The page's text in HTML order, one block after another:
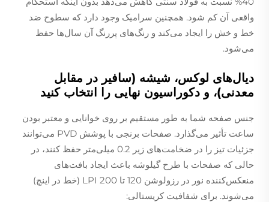
واقعی آن کم شود. همچنین سرامیک وجود دارد که سطوح ضد
خط و خش را ایجاد می‌کند و رنگ‌های پررنگ آن سال‌ها حفظ
می‌شود.
دیال‌های لوکس، شیشه (سافیر در مقابل
معدنی)، و دکوراسیون نهایی را انتخاب کنید
جنس صفحه شما به طور مستقیم بر روی خوانایی و معتبر بودن
ساعت تأثیر می‌گذارد. صفحات برنجی با پوشش PVD می‌توانند
جزئیات تیز را در ضخامت‌های زیر 0.2 میلی‌متر حفظ کنند، در
حالی که صفحات با طرح گیلوشه باعث ایجاد بافت‌های
منعکس‌کننده نور در رزولوشن 120 تا 200 LPI (خط در اینچ)
می‌شوند. برای شفافیت کریستالی: